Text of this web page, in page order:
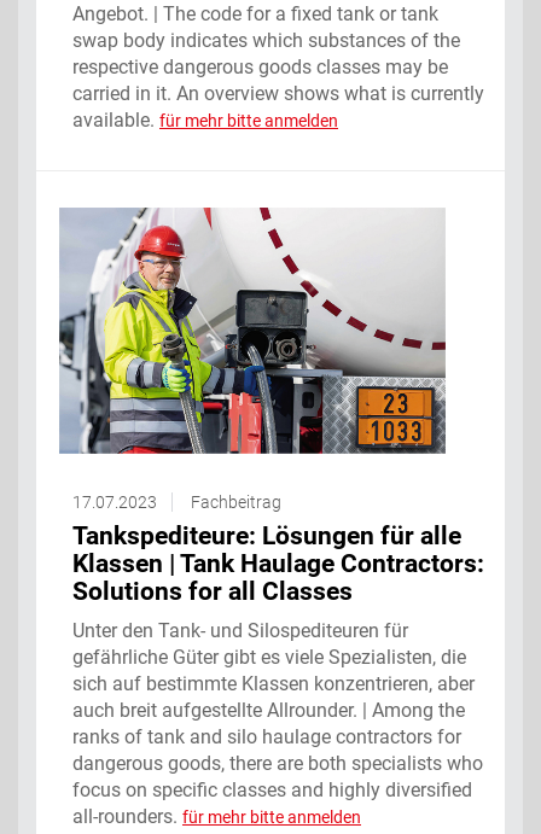
Angebot. | The code for a fixed tank or tank
swap body indicates which substances of the
respective dangerous goods classes may be
carried in it. An overview shows what is currently
available. für mehr bitte anmelden
17.07.2023 Fachbeitrag
Tankspediteure: Lösungen für alle
Klassen | Tank Haulage Contractors:
Solutions for all Classes
Unter den Tank- und Silospediteuren für
gefährliche Güter gibt es viele Spezialisten, die
sich auf ­bestimmte Klassen konzentrieren, aber
auch breit aufgestellte Allrounder. | Among the
ranks of tank and silo haulage contractors for
dangerous goods, there are both specialists who
focus on specific classes and highly diversified
all-rounders. für mehr bitte anmelden